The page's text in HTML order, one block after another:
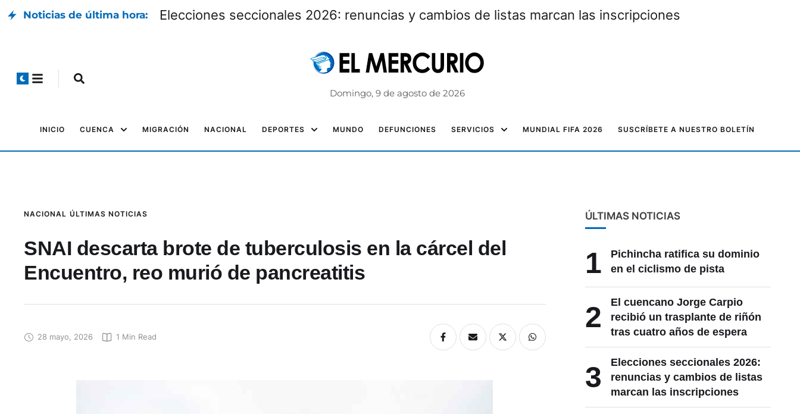
Noticias de última hora: Elecciones seccionales 2026: renuncias y cambios de listas marcan las inscripciones
Domingo, 9 de agosto de 2026
INICIO CUENCA MIGRACIÓN NACIONAL DEPORTES MUNDO DEFUNCIONES SERVICIOS MUNDIAL FIFA 2026 SUSCRÍBETE A NUESTRO BOLETÍN
NACIONAL ÚLTIMAS NOTICIAS
SNAI descarta brote de tuberculosis en la cárcel del
Encuentro, reo murió de pancreatitis
28 mayo, 2026 1 Min Read
ÚLTIMAS NOTICIAS
1
Pichincha ratifica su dominio
en el ciclismo de pista
2
El cuencano Jorge Carpio
recibió un trasplante de riñón
tras cuatro años de espera
3
Elecciones seccionales 2026:
renuncias y cambios de listas
marcan las inscripciones